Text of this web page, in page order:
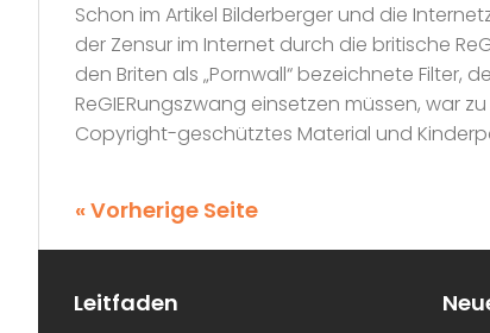
Schon im Artikel Bilderberger und die
der Zensur im Internet durch die britische
den Briten als „Pornwall“ bezeichnete Filter,
ReGIERungszwang einsetzen müssen, war
Copyright-geschütztes Material und
« Vorherige Seite
Leitfaden